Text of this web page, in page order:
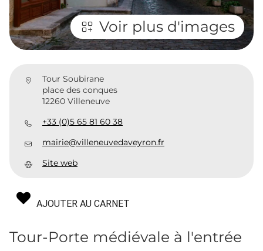
Voir plus d'images
Tour Soubirane
place des conques
12260 Villeneuve
+33 (0)5 65 81 60 38
mairie@villeneuvedaveyron.fr
Site web
AJOUTER AU CARNET
Tour-Porte médiévale à l'entrée